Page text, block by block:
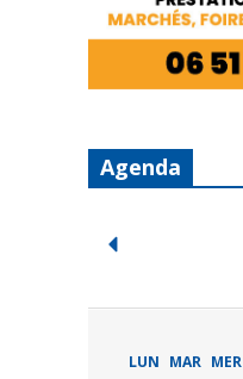
Agenda
LUN MAR MER